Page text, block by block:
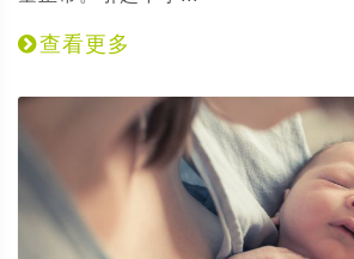
查看更多